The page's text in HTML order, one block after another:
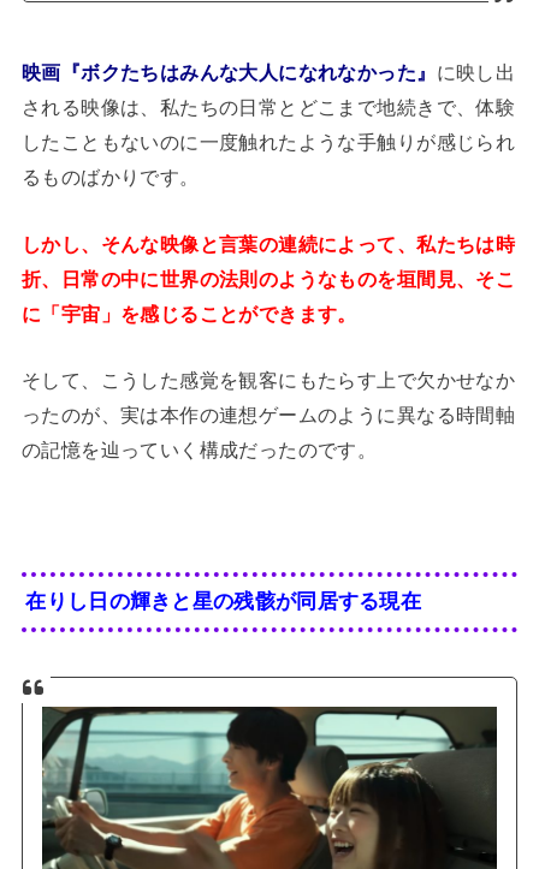
映画『ボクたちはみんな大人になれなかった』 に映し出
される映像は、私たちの日常とどこまで地続きで、体験
したこともないのに一度触れたような手触りが感じられ
るものばかりです。
しかし、そんな映像と言葉の連続によって、私たちは時
折、日常の中に世界の法則のようなものを垣間見、そこ
に「宇宙」を感じることができます。
そして、こうした感覚を観客にもたらす上で欠かせなか
ったのが、実は本作の連想ゲームのように異なる時間軸
の記憶を辿っていく構成だったのです。
在りし日の輝きと星の残骸が同居する現在